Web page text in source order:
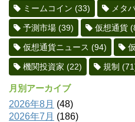
ミームコイン (33) メタ
予測市場 (39) 仮想通貨
仮想通貨ニュース (94)
機関投資家 (22) 規制
月別アーカイブ
2026年8月 (48)
2026年7月 (186)